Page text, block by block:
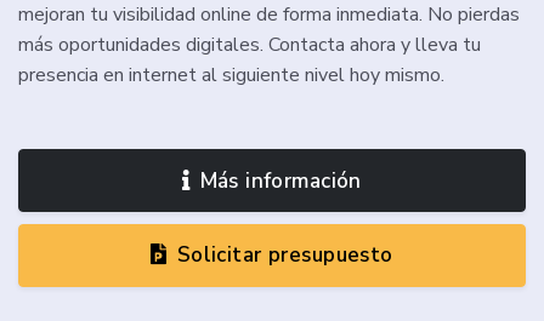
mejoran tu visibilidad online de forma inmediata. No pierdas
más oportunidades digitales. Contacta ahora y lleva tu
presencia en internet al siguiente nivel hoy mismo.
Más información
Solicitar presupuesto